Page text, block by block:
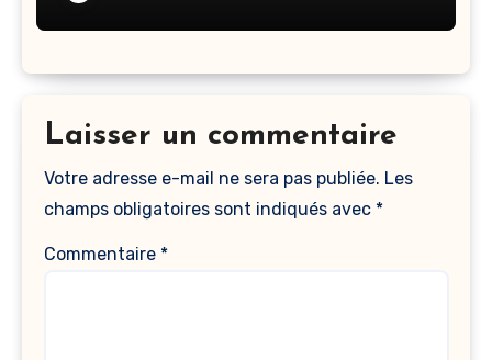
Laisser un commentaire
Votre adresse e-mail ne sera pas publiée. Les
champs obligatoires sont indiqués avec *
Commentaire *